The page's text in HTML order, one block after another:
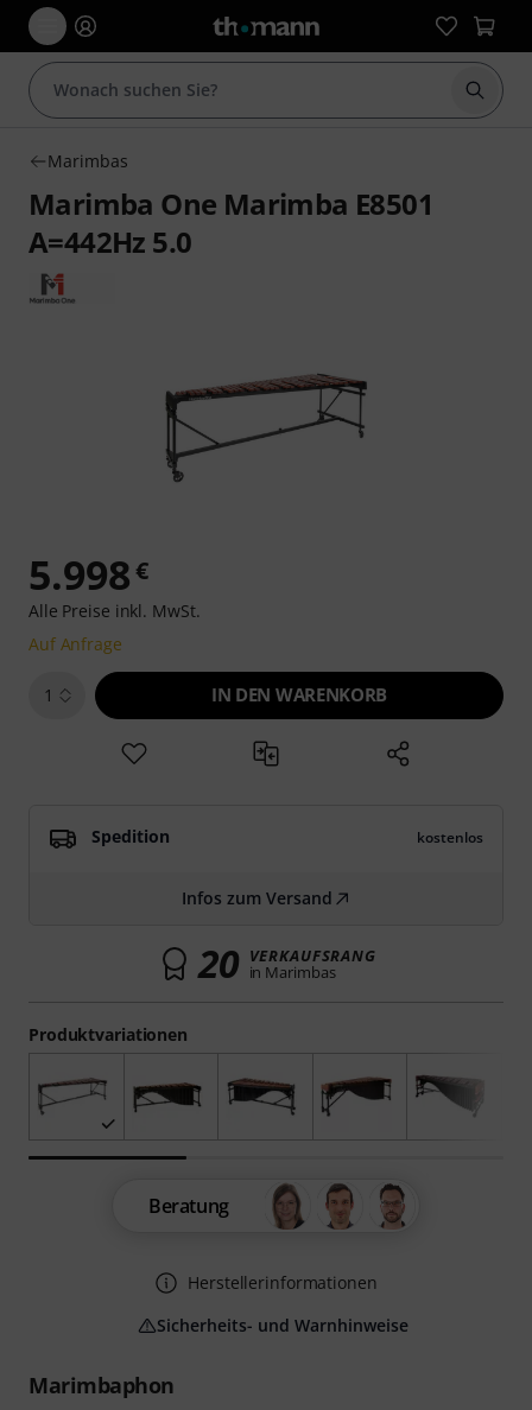
Suche
Marimbas
Marimba One Marimba E8501
A=442Hz 5.0
Marimbaphon
Produktvariationen
5.998€
Alle Preise inkl. MwSt.
Auf Anfrage
1 IN DEN WARENKORB
Spedition kostenlos
Infos zum Versand
20 VERKAUFSRANG
in Marimbas
Beratung
Herstellerinformationen
Sicherheits- und Warnhinweise